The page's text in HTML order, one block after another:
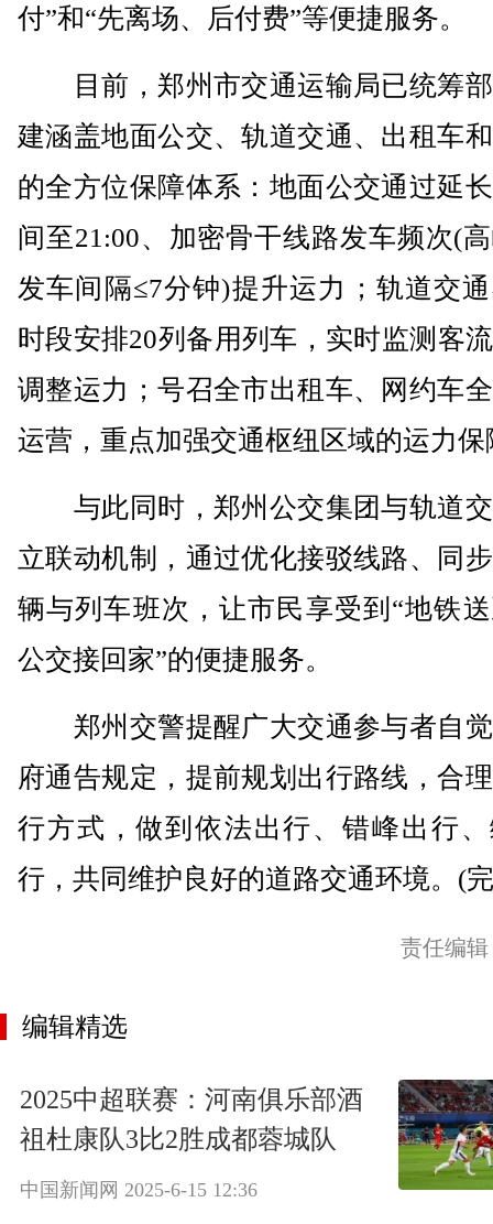
付”和“先离场、后付费”等便捷服务。
目前，郑州市交通运输局已统筹
建涵盖地面公交、轨道交通、出租车
的全方位保障体系：地面公交通过延
间至21:00、加密骨干线路发车频次(
发车间隔≤7分钟)提升运力；轨道交
时段安排20列备用列车，实时监测客
调整运力；号召全市出租车、网约车
运营，重点加强交通枢纽区域的运力保
与此同时，郑州公交集团与轨道
立联动机制，通过优化接驳线路、同
辆与列车班次，让市民享受到“地铁
公交接回家”的便捷服务。
郑州交警提醒广大交通参与者自
府通告规定，提前规划出行路线，合
行方式，做到依法出行、错峰出行
行，共同维护良好的道路交通环境。(
责任编
编辑精选
2025中超联赛：河南俱乐部酒
祖杜康队3比2胜成都蓉城队
中国新闻网 2025-6-15 12:36